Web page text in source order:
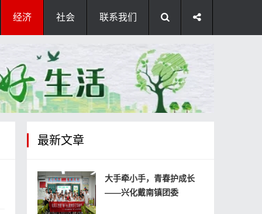
经济 社会 联系我们
最新文章
大手牵小手，青春护成长
——兴化戴南镇团委